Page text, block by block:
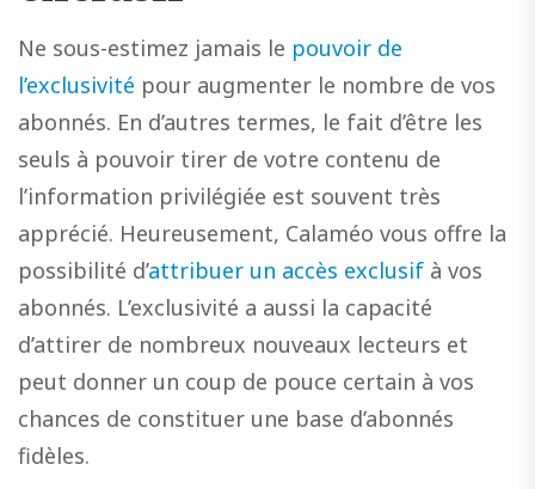
Ne sous-estimez jamais le pouvoir de
l’exclusivité pour augmenter le nombre de vos
abonnés. En d’autres termes, le fait d’être les
seuls à pouvoir tirer de votre contenu de
l’information privilégiée est souvent très
apprécié. Heureusement, Calaméo vous offre la
possibilité d’attribuer un accès exclusif à vos
abonnés. L’exclusivité a aussi la capacité
d’attirer de nombreux nouveaux lecteurs et
peut donner un coup de pouce certain à vos
chances de constituer une base d’abonnés
fidèles.